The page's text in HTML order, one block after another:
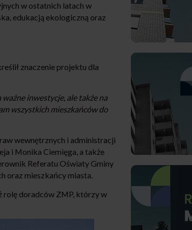
w ostatnich latach w
edukacją ekologiczną oraz
znaczenie projektu dla
ważne inwestycje, ale także na
wszystkich mieszkańców do
wewnętrznych i administracji
i Monika Ciemięga, a także
Referatu Oświaty Gminy
oraz mieszkańcy miasta.
rolę doradców ZMP, którzy w